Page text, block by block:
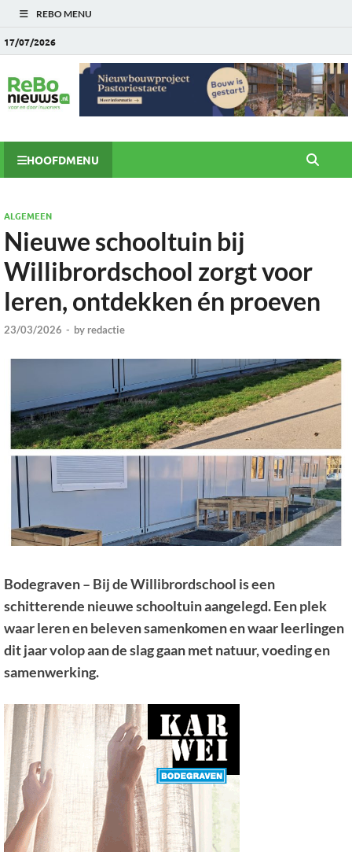
REBO MENU
17/07/2026
HOOFDMENU
ALGEMEEN
Nieuwe schooltuin bij
Willibrordschool zorgt voor
leren, ontdekken én proeven
23/03/2026 - by redactie
Bodegraven – Bij de Willibrordschool is een
schitterende nieuwe schooltuin aangelegd. Een plek
waar leren en beleven samenkomen en waar leerlingen
dit jaar volop aan de slag gaan met natuur, voeding en
samenwerking.